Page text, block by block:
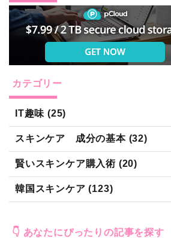
カテゴリー
IT趣味 (25)
スキンケア 成分の基本 (32)
賢いスキンケア購入術 (20)
韓国スキンケア (123)
👇 あなたにぴったりの記事を探す